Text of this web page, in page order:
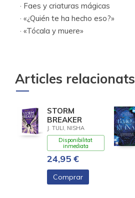
· Faes y criaturas mágicas
· «¿Quién te ha hecho eso?»
· «Tócala y muere»
Articles relacionats
STORM
BREAKER
J. TULI, NISHA
Disponibilitat
inmediata
24,95 €
Comprar